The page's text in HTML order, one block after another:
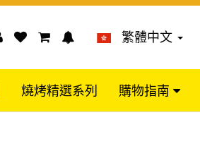
繁體中文
燒烤精選系列 購物指南